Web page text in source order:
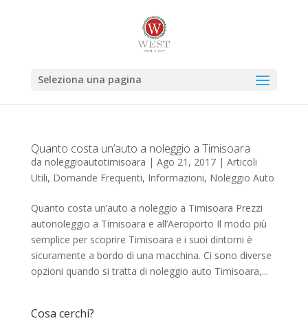
Seleziona una pagina
Quanto costa un’auto a noleggio a Timisoara
da noleggioautotimisoara | Ago 21, 2017| Articoli
Utili, Domande Frequenti, Informazioni, Noleggio Auto
Quanto costa un’auto a noleggio a Timisoara Prezzi
autonoleggio a Timisoara e all’Aeroporto Il modo più
semplice per scoprire Timisoara e i suoi dintorni è
sicuramente a bordo di una macchina. Ci sono diverse
opzioni quando si tratta di noleggio auto Timisoara,...
Cosa cerchi?